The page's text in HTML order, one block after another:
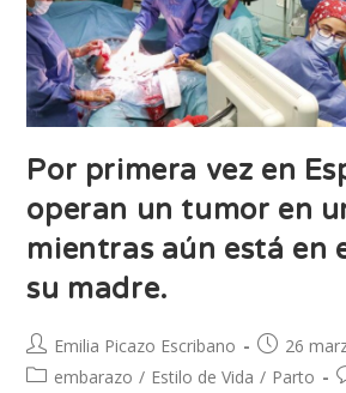
Por primera vez en
operan un tumor en
mientras aún está en
su madre.
Emilia Picazo Escribano
26
embarazo / Estilo de Vida / Parto